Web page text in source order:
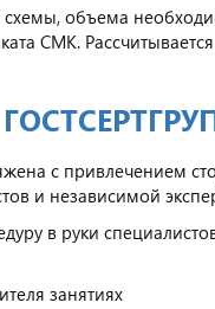
объема
СМК.
с привлечением
и независимой
в руки
занятиях